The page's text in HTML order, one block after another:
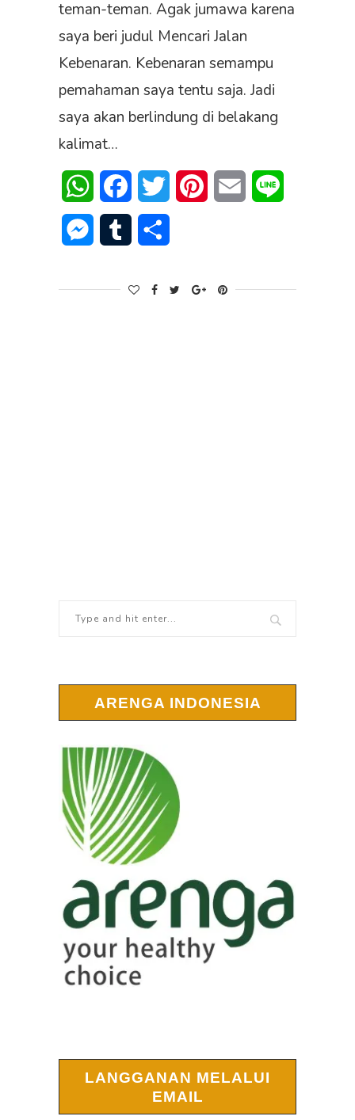
teman-teman. Agak jumawa karena
saya beri judul Mencari Jalan
Kebenaran. Kebenaran semampu
pemahaman saya tentu saja. Jadi
saya akan berlindung di belakang
kalimat…
WhatsAppFacebookTwitter PinterestEmail
Messenger
Tumblr
ARENGA INDONESIA
LANGGANAN MELALUI
EMAIL